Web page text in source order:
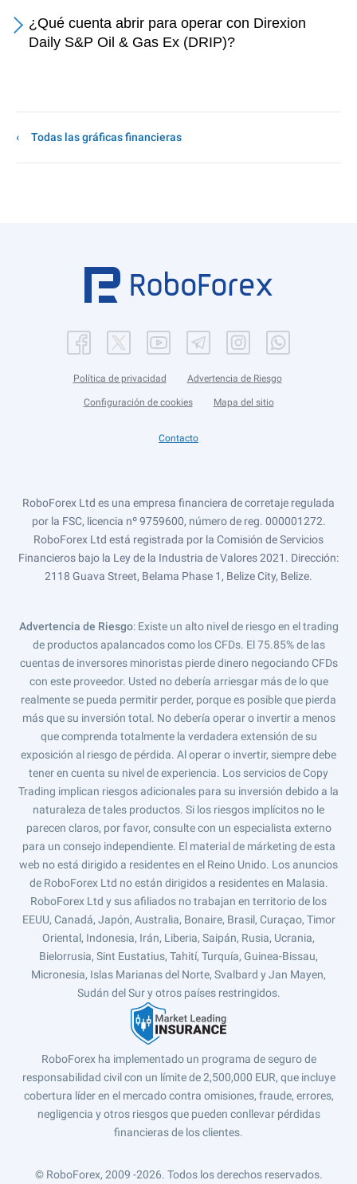
¿Qué cuenta abrir para operar con Direxion
Daily S&P Oil & Gas Ex (DRIP)?
Todas las gráficas financieras
Política de privacidad Advertencia de Riesgo
Configuración de cookies Mapa del sitio
Contacto
RoboForex Ltd es una empresa financiera de corretaje regulada
por la FSC, licencia nº 9759600, número de reg. 000001272.
RoboForex Ltd está registrada por la Comisión de Servicios
Financieros bajo la Ley de la Industria de Valores 2021. Dirección:
2118 Guava Street, Belama Phase 1, Belize City, Belize.
Advertencia de Riesgo: Existe un alto nivel de riesgo en el trading
de productos apalancados como los CFDs. El 75.85% de las
cuentas de inversores minoristas pierde dinero negociando CFDs
con este proveedor. Usted no debería arriesgar más de lo que
realmente se pueda permitir perder, porque es posible que pierda
más que su inversión total. No debería operar o invertir a menos
que comprenda totalmente la verdadera extensión de su
exposición al riesgo de pérdida. Al operar o invertir, siempre debe
tener en cuenta su nivel de experiencia. Los servicios de Copy
Trading implican riesgos adicionales para su inversión debido a la
naturaleza de tales productos. Si los riesgos implícitos no le
parecen claros, por favor, consulte con un especialista externo
para un consejo independiente. El material de márketing de esta
web no está dirigido a residentes en el Reino Unido. Los anuncios
de RoboForex Ltd no están dirigidos a residentes en Malasia.
RoboForex Ltd y sus afiliados no trabajan en territorio de los
EEUU, Canadá, Japón, Australia, Bonaire, Brasil, Curaçao, Timor
Oriental, Indonesia, Irán, Liberia, Saipán, Rusia, Ucrania,
Bielorrusia, Sint Eustatius, Tahití, Turquía, Guinea-Bissau,
Micronesia, Islas Marianas del Norte, Svalbard y Jan Mayen,
Sudán del Sur y otros países restringidos.
RoboForex ha implementado un programa de seguro de
responsabilidad civil con un límite de 2,500,000 EUR, que incluye
cobertura líder en el mercado contra omisiones, fraude, errores,
negligencia y otros riesgos que pueden conllevar pérdidas
financieras de los clientes.
© RoboForex, 2009 -2026. Todos los derechos reservados.